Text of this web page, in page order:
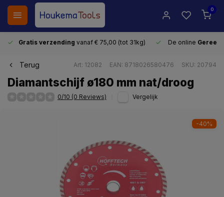
0
Gratis verzending vanaf € 75,00 (tot 31kg) De online
Terug Art: 12082 EAN: 8718026580476 SKU: 20794
Diamantschijf ø180 mm nat/droog
0/10 (0 Reviews) Vergelijk
-40%